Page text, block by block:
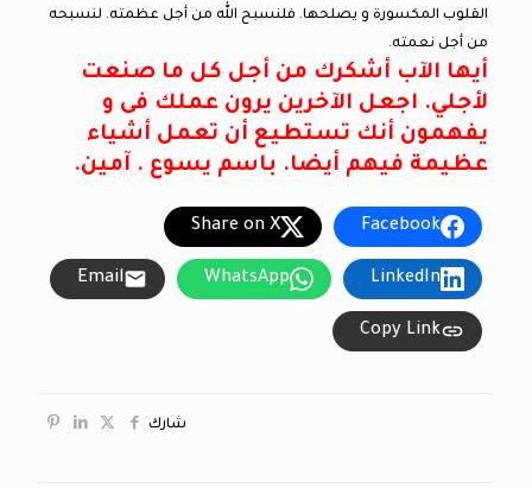
القلوب المكسورة و يصلحها. فلنسبح الله من أجل عظمته. لنسبحه
من أجل نعمته.
أيها الآب أشكرك من أجل كل ما صنعت
لأجلي. اجعل الآخرين يرون عملك فى و
يفهمون أنك تستطيع أن تعمل أشياء
عظيمة فيهم أيضا. باسم يسوع . آمين.
Facebook
Share on X
LinkedIn
WhatsApp
Email
Copy Link
شارك